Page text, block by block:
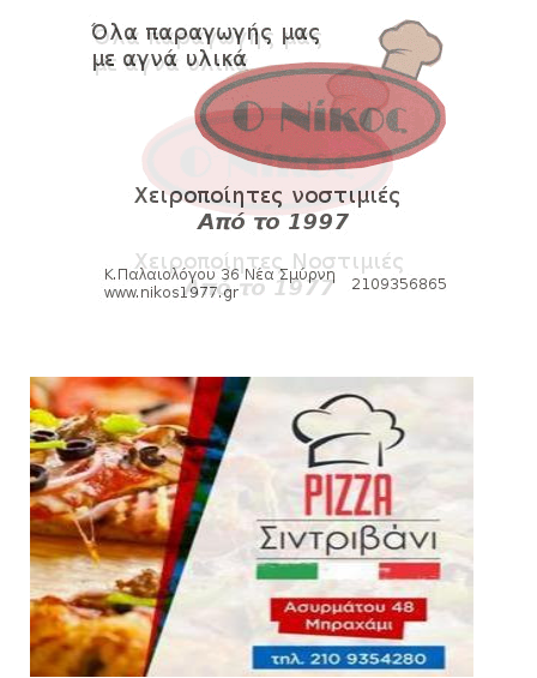
HEADLINES
Θλίψη για τον χαμό του Γιώργου
Mαρσέλλου
August 04, 2026
SLIDE
Ξεκινά η ελεύθερη διάθεση των εισιτηρίων
διαρκείας του βόλεϊ...
ΠΟΛΟ
HEADLINES
Πανιώνια Εκπομπή: Έπεσε η αυλαία της
σεζόν με όλη την επικαι...
August 04, 2026